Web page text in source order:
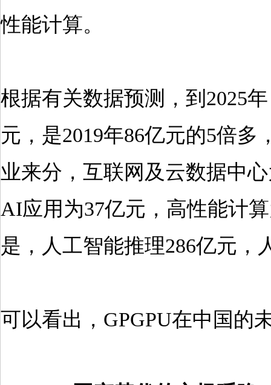
性能计算。
根据有关数据预测，到2025
元，是2019年86亿元的5倍多
业来分，互联网及云数据中
AI应用为37亿元，高性能计
是，人工智能推理286亿元，
可以看出，GPGPU在中国的